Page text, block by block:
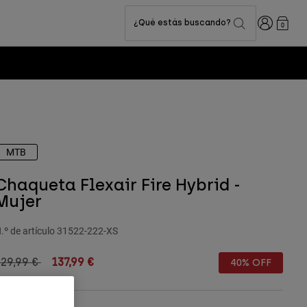
¿Qué estás buscando? Iniciar0
MTB
Flexair Fire Hybrid -
de artículo 31522-222-XS
reduced from
€to137,99 € 40% OFF